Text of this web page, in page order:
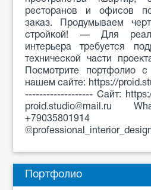
ресторанов и офисов
заказ. Продумываем
стройкой! — Для
интерьера требуется
технической части
Посмотрите портфолио
нашем сайте: https://
------------------- Сайт:
proid.studio@mail.ru
Портфолио